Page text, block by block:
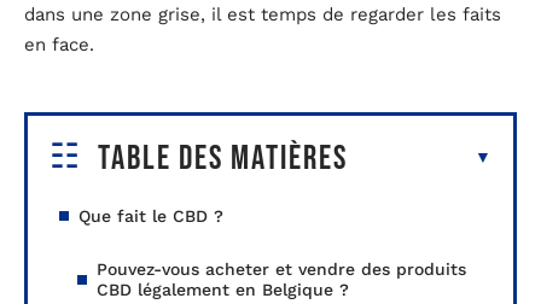
dans une zone grise, il est temps de regarder les faits
en face.
Table des matières
Que fait le CBD ?
Pouvez-vous acheter et vendre des produits
CBD légalement en Belgique ?